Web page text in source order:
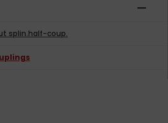
remove
splin.half-coup.